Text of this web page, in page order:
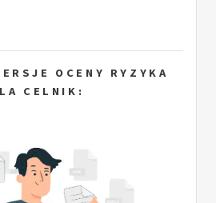
OCENY RYZYKA
CELNIK: